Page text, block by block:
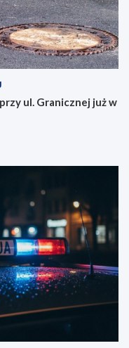
ul. Granicznej już w